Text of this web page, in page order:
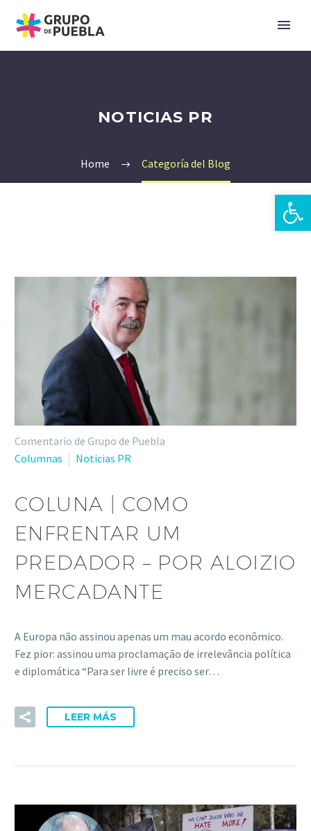
Abrir
NOTICIAS PR
Home Categoría del Blog
Comentario de Grupo de Puebla
Columnas
Noticias PR
COLUNA | COMO
ENFRENTAR UM
PREDADOR – POR ALOIZIO
MERCADANTE
A Europa não assinou apenas um mau acordo econômico.
Fez pior: assinou uma proclamação de irrelevância política
e diplomática “Para ser livre é preciso ser…
LEER MÁS